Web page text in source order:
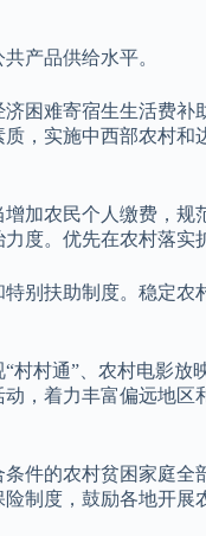
产品供给水平。
困难寄宿生生活费
，实施中西部农村
加农民个人缴费，
度。优先在农村落实
别扶助制度。稳定
村通”、农村电影
，着力丰富偏远地
件的农村贫困家庭
制度，鼓励各地开展